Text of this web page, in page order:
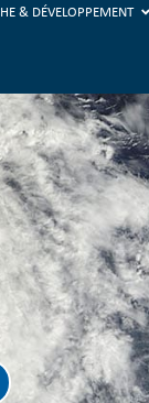
& DÉVELOPPEMENT